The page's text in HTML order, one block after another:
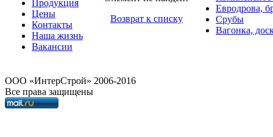
Продукция
Цены
Контакты
Наша жизнь
Вакансии
Возврат к списку
Евродрова,
Срубы
Вагонка,
OOO «ИнтерСтрой» 2006-2016
Все права защищены